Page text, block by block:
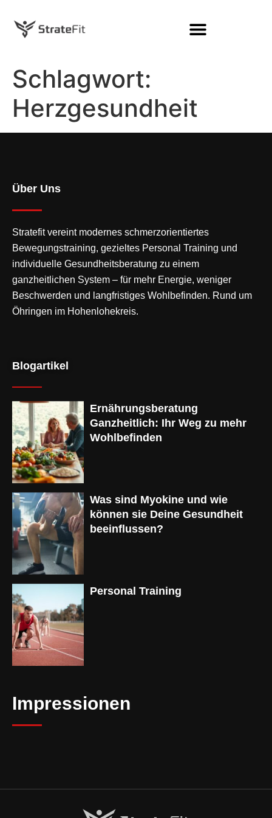
Schlagwort:
Herzgesundheit
Über Uns
Stratefit vereint modernes schmerzorientiertes
Bewegungstraining, gezieltes Personal Training und
individuelle Gesundheitsberatung zu einem
ganzheitlichen System – für mehr Energie, weniger
Beschwerden und langfristiges Wohlbefinden. Rund um
Öhringen im Hohenlohekreis.
Blogartikel
Ernährungsberatung
Ganzheitlich: Ihr Weg zu mehr
Wohlbefinden
Was sind Myokine und wie
können sie Deine Gesundheit
beeinflussen?
Personal Training
Impressionen